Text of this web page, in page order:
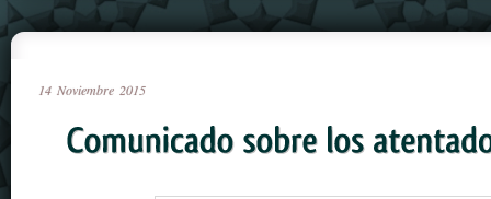
14 Noviembre 2015